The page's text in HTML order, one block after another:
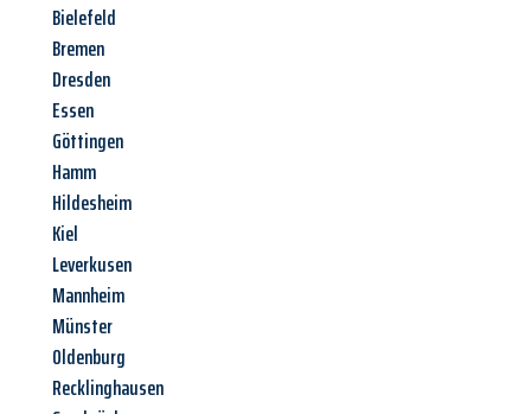
Bielefeld
Bremen
Dresden
Essen
Göttingen
Hamm
Hildesheim
Kiel
Leverkusen
Mannheim
Münster
Oldenburg
Recklinghausen